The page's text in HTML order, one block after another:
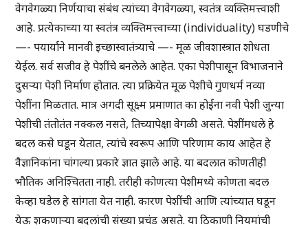
वेगवेगळ्या निर्णयाचा संबंध त्यांच्या वेगवेगळ्या, स्वतंत्र व्यक्तिमत्त्वाशी
आहे. प्रत्येकाच्या या स्वतंत्र व्यक्तिमत्त्वाच्या (individuality) घडणीचे
—- पयार्याने मानवी इच्छास्वातंत्र्याचे —- मूळ जीवशास्त्रात शोधता
येईल. सर्व सजीव हे पेशींचे बनलेले आहेत. एका पेशीपासून विभाजनाने
दुसऱ्या पेशी निर्माण होतात. त्या प्रक्रियेत मूळ पेशीचे गुणधर्म नव्या
पेशींना मिळतात. मात्र अगदी सूक्ष्म प्रमाणात का होईना नवी पेशी जुन्या
पेशीची तंतोतंत नक्कल नसते, तिच्यापेक्षा वेगळी असते. पेशींमधले हे
बदल कसे घडून येतात, त्यांचे स्वरूप आणि परिणाम काय आहेत हे
वैज्ञानिकांना चांगल्या प्रकारे ज्ञात झाले आहे. या बदलात कोणतीही
भौतिक अनिश्चितता नाही. तरीही कोणत्या पेशीमध्ये कोणता बदल
केव्हा घडेल हे सांगता येत नाही. कारण पेशींची आणि त्यांच्यात घडून
येऊ शकणाऱ्या बदलांची संख्या प्रचंड असते. या ठिकाणी नियमांची